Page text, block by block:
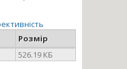
Розмір
526.19 КБ